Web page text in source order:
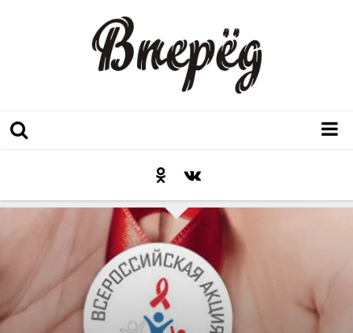
Послесловие к празднику
Неожиданный ракурс
Контакты